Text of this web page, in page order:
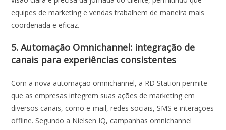
equipes de marketing e vendas trabalhem de maneira mais
coordenada e eficaz.
5. Automação Omnichannel: integração de
canais para experiências consistentes
Com a nova automação omnichannel, a RD Station permite
que as empresas integrem suas ações de marketing em
diversos canais, como e-mail, redes sociais, SMS e interações
offline. Segundo a Nielsen IQ, campanhas omnichannel